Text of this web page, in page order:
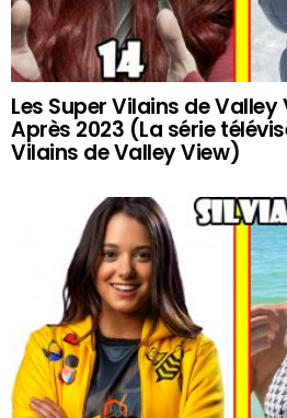
Les Super Vilains de
Après 2023 (La série
Vilains de Valley View)